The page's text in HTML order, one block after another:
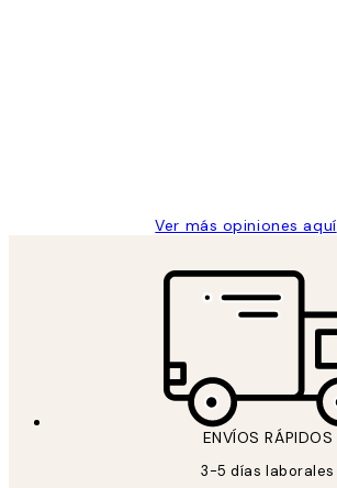
Ver más opiniones aquí
ENVÍOS RÁPIDOS
3-5 días laborales